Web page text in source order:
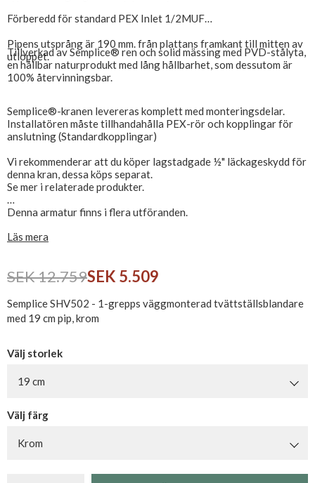
Förberedd för standard PEX Inlet 1/2MUF
Pipens utsprång är 190 mm. från plattans framkant till mitten av
utloppet.
Tillverkad av Semplice® ren och solid mässing med PVD-stålyta,
en hållbar naturprodukt med lång hållbarhet, som dessutom är
100% återvinningsbar.
Semplice®-kranen levereras komplett med monteringsdelar.
Installatören måste tillhandahålla PEX-rör och kopplingar för
anslutning (Standardkopplingar)
Vi rekommenderar att du köper lagstadgade ½" läckageskydd för
denna kran, dessa köps separat.
Se mer i relaterade produkter.
Denna armatur finns i flera utföranden.
garanti på produkter.
mässing,
Läs mera
SEK 12.759SEK 5.509
Semplice SHV502 - 1-grepps väggmonterad tvättställsblandare
med 19 cm pip, krom
Välj storlek
19 cm
Välj färg
Krom